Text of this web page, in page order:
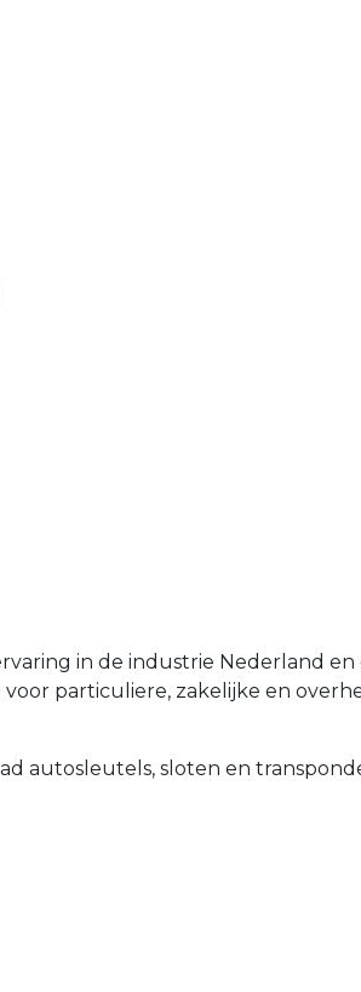
in de industrie Nederland
particuliere, zakelijke en
autosleutels, sloten en